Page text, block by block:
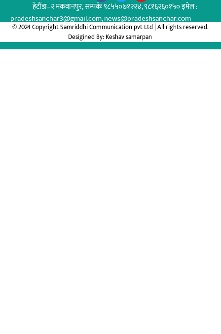
हेटौंडा–२ मकवानपुर,सम्पर्कः ९८५५०७१२२४, ९८१६२६०१५० इमेल :
pradeshsanchar3@gmail.com, news@pradeshsanchar.com
© 2024 Copyright Samriddhi Communication pvt Ltd | All rights reserved.
Desigined By:Keshav samarpan